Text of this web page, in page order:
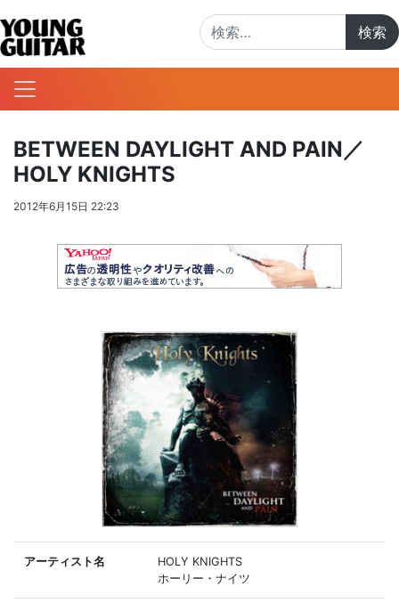
BETWEEN DAYLIGHT AND PAIN／
HOLY KNIGHTS
2012年6月15日 22:23
アーティスト名
HOLY KNIGHTS
ホーリー・ナイツ